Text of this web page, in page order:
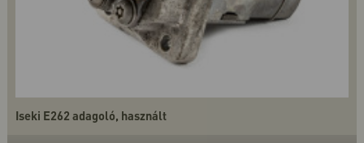
Iseki E262 adagoló, használt